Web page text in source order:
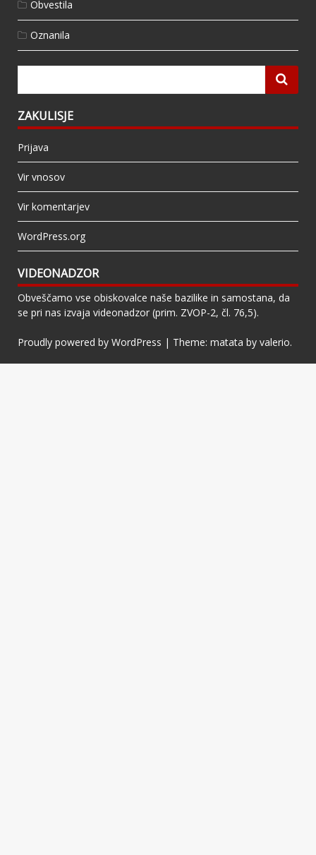
Obvestila
Oznanila
ZAKULISJE
Prijava
Vir vnosov
Vir komentarjev
WordPress.org
VIDEONADZOR
Obveščamo vse obiskovalce naše bazilike in samostana, da
se pri nas izvaja videonadzor (prim. ZVOP-2, čl. 76,5).
Proudly powered by WordPress | Theme: matata by valerio.